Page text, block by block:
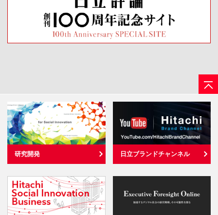
研究開発 日立ブランドチャンネル